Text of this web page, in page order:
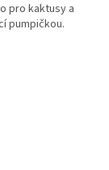
pro kaktusy a
pumpičkou.